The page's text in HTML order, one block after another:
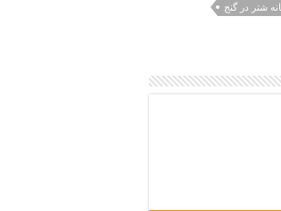
شتر در گنج